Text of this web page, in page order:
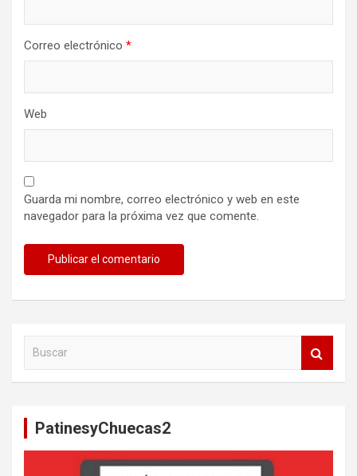
Correo electrónico *
Web
Guarda mi nombre, correo electrónico y web en este
navegador para la próxima vez que comente.
PatinesyChuecas2